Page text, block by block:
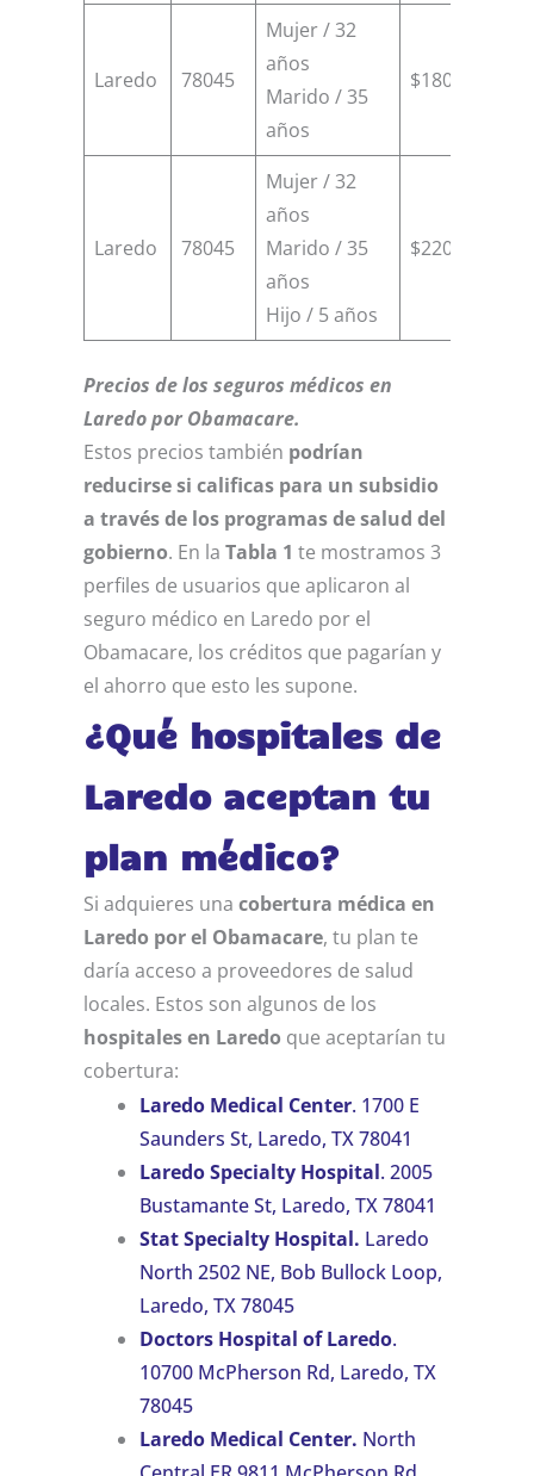
Laredo 78045
Mujer / 32
años
Marido / 35
años
$18000
Laredo 78045
Mujer / 32
años
Marido / 35
años
Hijo / 5 años
$22000
Precios de los seguros médicos en
Laredo por Obamacare.
Estos precios también podrían
reducirsesi calificas para un subsidio
a través de los programas de salud del
gobierno. En la Tabla 1 te mostramos 3
perfiles de usuarios que aplicaron al
seguro médico en Laredo por el
Obamacare, los créditos que pagarían y
el ahorro que esto les supone.
¿Qué hospitales de
Laredo aceptan tu
plan médico?
Si adquieres una cobertura médica en
Laredo por el Obamacare, tu plan te
daría acceso a proveedores de salud
locales. Estos son algunos de los
hospitales en Laredo que aceptarían tu
cobertura:
Laredo Medical Center. 1700 E
Saunders St, Laredo, TX 78041
Laredo Specialty Hospital. 2005
Bustamante St, Laredo, TX 78041
Stat Specialty Hospital. Laredo
North 2502 NE, Bob Bullock Loop,
Laredo, TX 78045
Doctors Hospital of Laredo.
10700 McPherson Rd, Laredo, TX
78045
Laredo Medical Center. North